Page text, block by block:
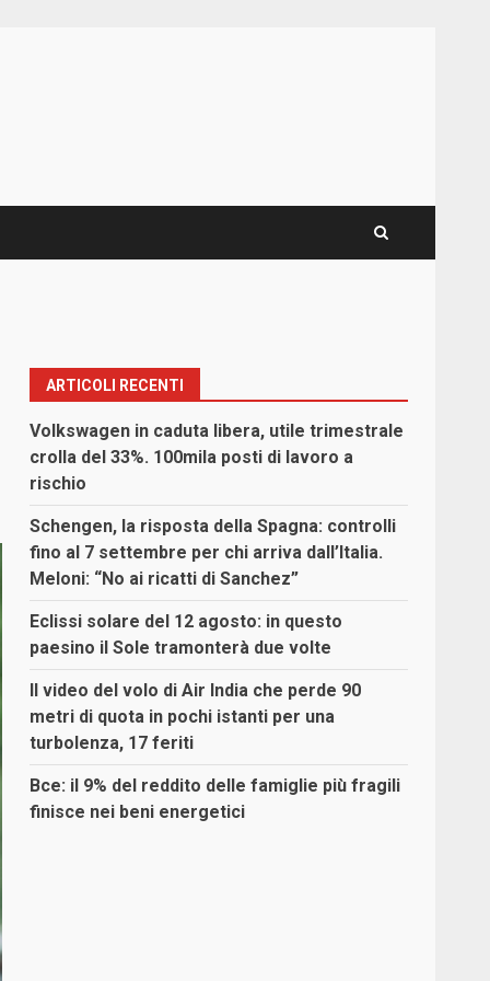
ARTICOLI RECENTI
Volkswagen in caduta libera, utile trimestrale
crolla del 33%. 100mila posti di lavoro a
rischio
Schengen, la risposta della Spagna: controlli
fino al 7 settembre per chi arriva dall’Italia.
Meloni: “No ai ricatti di Sanchez”
Eclissi solare del 12 agosto: in questo
paesino il Sole tramonterà due volte
Il video del volo di Air India che perde 90
metri di quota in pochi istanti per una
turbolenza, 17 feriti
Bce: il 9% del reddito delle famiglie più fragili
finisce nei beni energetici